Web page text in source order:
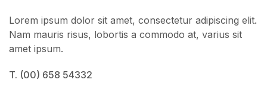
Lorem ipsum dolor sit amet, consectetur adipiscing elit.
Nam mauris risus, lobortis a commodo at, varius sit
amet ipsum.
T. (00) 658 54332